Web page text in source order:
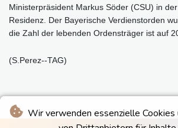
Wir verwenden essenzielle Cookies
Ministerpräsident Markus Söder (CSU) in
Residenz. Der Bayerische Verdienstorden
die Zahl der lebenden Ordensträger ist auf
(S.Perez--TAG)